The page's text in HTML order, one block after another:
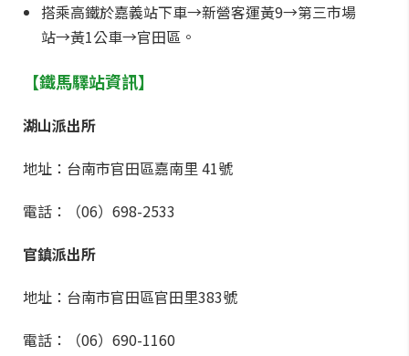
搭乘高鐵於嘉義站下車→新營客運黃9→第三市場
站→黃1公車→官田區。
【鐵馬驛站資訊】
湖山派出所
地址：台南市官田區嘉南里 41號
電話：（06）698-2533
官鎮派出所
地址：台南市官田區官田里383號
電話：（06）690-1160